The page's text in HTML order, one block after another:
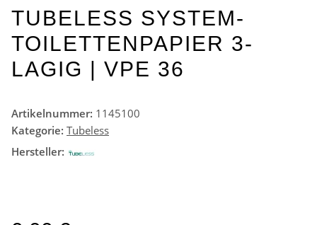
TUBELESS SYSTEM-
TOILETTENPAPIER 3-
LAGIG | VPE 36
Artikelnummer: 1145100
Kategorie: Tubeless
Hersteller: